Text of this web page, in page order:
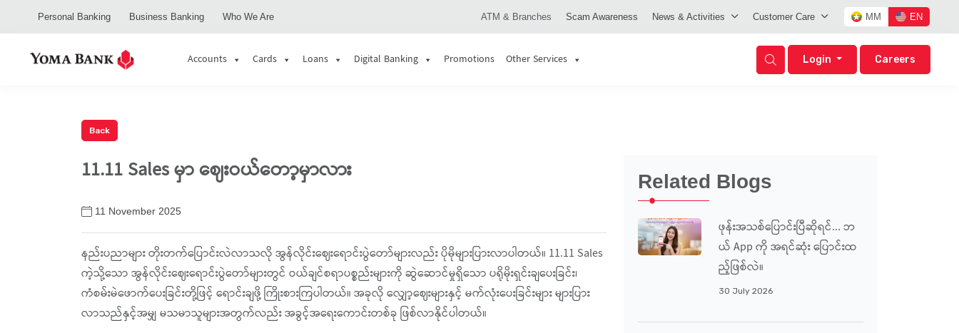
Personal Banking Business Banking Who We Are ATM & Branches Scam Awareness News & Activities Customer Care MM EN
Accounts Cards Loans Digital Banking Promotions Other Services Login Careers
11.11 Sales မှာ ဈေးဝယ်တော့မှာလား
11 November 2025
နည်းပညာများ တိုးတက်ပြောင်းလဲလာသလို အွန်လိုင်းဈေးရောင်းပွဲတော်များလည်း ပိုမိုများပြားလာပါတယ်။ 11.11 Sales
ကဲ့သို့သော အွန်လိုင်းဈေးရောင်းပွဲတော်များတွင် ဝယ်ချင်စရာပစ္စည်းများကို ဆွဲဆောင်မှုရှိသော ပရိုမိုးရှင်းချပေးခြင်း၊
ကံစမ်းမဲဖောက်ပေးခြင်းတို့ဖြင့် ရောင်းချဖို့ ကြိုးစားကြပါတယ်။ အခုလို လျှော့ဈေးများနှင့် မက်လုံးပေးခြင်းများ များပြား
လာသည်နှင့်အမျှ မသမာသူများအတွက်လည်း အခွင့်အရေးကောင်းတစ်ခု ဖြစ်လာနိုင်ပါတယ်။
Related Blogs
ဖုန်းအသစ်ပြောင်းပြီဆိုရင်... ဘ
ယ် App ကို အရင်ဆုံး ပြောင်းထ
ည့်ဖြစ်လဲ။
30 July 2026